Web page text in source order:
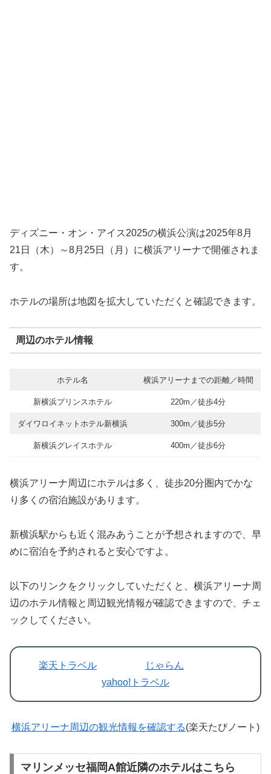
ディズニー・オン・アイス2025の横浜公演は2025年8月
21日（木）～8月25日（月）に横浜アリーナで開催されま
す。
ホテルの場所は地図を拡大していただくと確認できます。
周辺のホテル情報
ホテル名 横浜アリーナまでの距離／時間
新横浜プリンスホテル 220m／徒歩4分
ダイワロイネットホテル新横浜 300m／徒歩5分
新横浜グレイスホテル 400m／徒歩6分
横浜アリーナ周辺にホテルは多く、徒歩20分圏内でかな
り多くの宿泊施設があります。
新横浜駅からも近く混みあうことが予想されますので、早
めに宿泊を予約されると安心ですよ。
以下のリンクをクリックしていただくと、横浜アリーナ周
辺のホテル情報と周辺観光情報が確認できますので、チェ
ックしてください。
楽天トラベル
じゃらん
yahoo!トラベル
横浜アリーナ周辺の観光情報を確認する(楽天たびノート)
マリンメッセ福岡A館近隣のホテルはこちら